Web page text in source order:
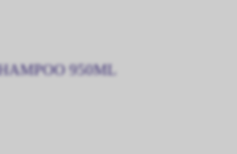
950ML